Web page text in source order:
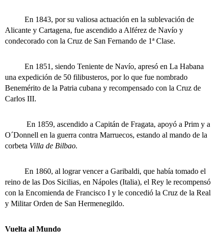
En 1843, por su valiosa actuación en la sublevación de
Alicante y Cartagena, fue ascendido a Alférez de Navío y
condecorado con la Cruz de San Fernando de 1ª Clase.
En 1851, siendo Teniente de Navío, apresó en La Habana
una expedición de 50 filibusteros, por lo que fue nombrado
Benemérito de la Patria cubana y recompensado con la Cruz de
Carlos III.
En 1859, ascendido a Capitán de Fragata, apoyó a Prim y a
O´Donnell en la guerra contra Marruecos, estando al mando de la
corbeta Villa de Bilbao.
En 1860, al lograr vencer a Garibaldi, que había tomado el
reino de las Dos Sicilias, en Nápoles (Italia), el Rey le recompensó
con la Encomienda de Francisco I y le concedió la Cruz de la Real
y Militar Orden de San Hermenegildo.
Vuelta al Mundo